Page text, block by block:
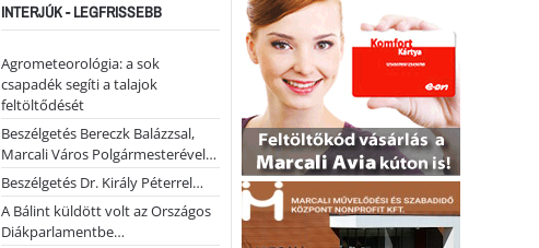
INTERJÚK - LEGFRISSEBB
Agrometeorológia: a sok
csapadék segíti a talajok
feltöltődését
Beszélgetés Bereczk Balázzsal,
Marcali Város Polgármesterével…
Beszélgetés Dr. Király Péterrel…
A Bálint küldött volt az Országos
Diákparlamentbe…